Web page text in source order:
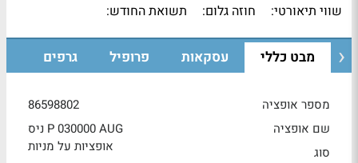
שווי תיאורטי:
חוזה גלום: תשואת החודש:
מבט כללי עסקאות פרופיל גרפים
מספר אופציה
86598802
שם אופציה
ניס P 030000 AUG
סוג
אופציות על מניות